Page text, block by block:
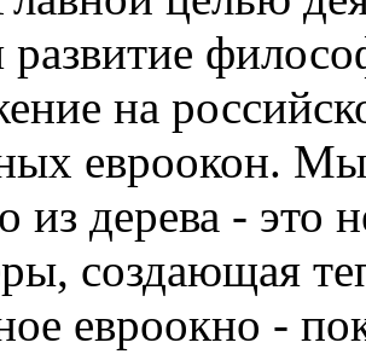
развитие
на
евроокон.
из дерева - это
создающая
евроокно -